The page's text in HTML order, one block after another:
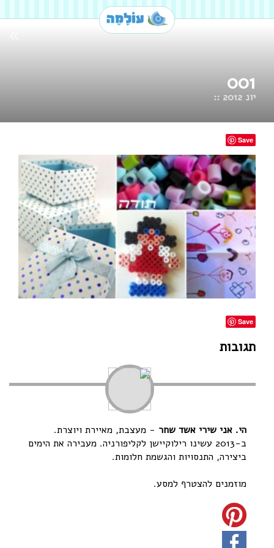
001
יונ 2012 ::
Save
Save
תגובות
הי. אני שירי אשד שחר - מעצבת, מאיירת ויוצרת.
ב-2013 עשינו רילוקיישן לקליפורניה. מעבירה את הימים
ביצירה, התנסויות והגשמת חלומות.
מוזמנים להצטרף למסע.